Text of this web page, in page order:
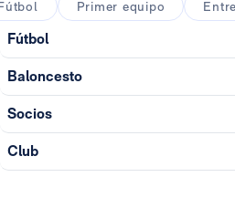
Primer equipo
Fútbol
Baloncesto
Socios
Club